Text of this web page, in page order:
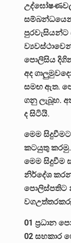
පුරවැසියන්ට
පොලිසිය
අද
සමඟ ඇත.
ගනු ලැබූහ.
ද සිටියි.
මෙම
කටයුතු කරමු.
මෙම සිදුවීම
නිර්දේශ
පොලිස්පතිට
01 ප්‍රධාන
02 සහකාර